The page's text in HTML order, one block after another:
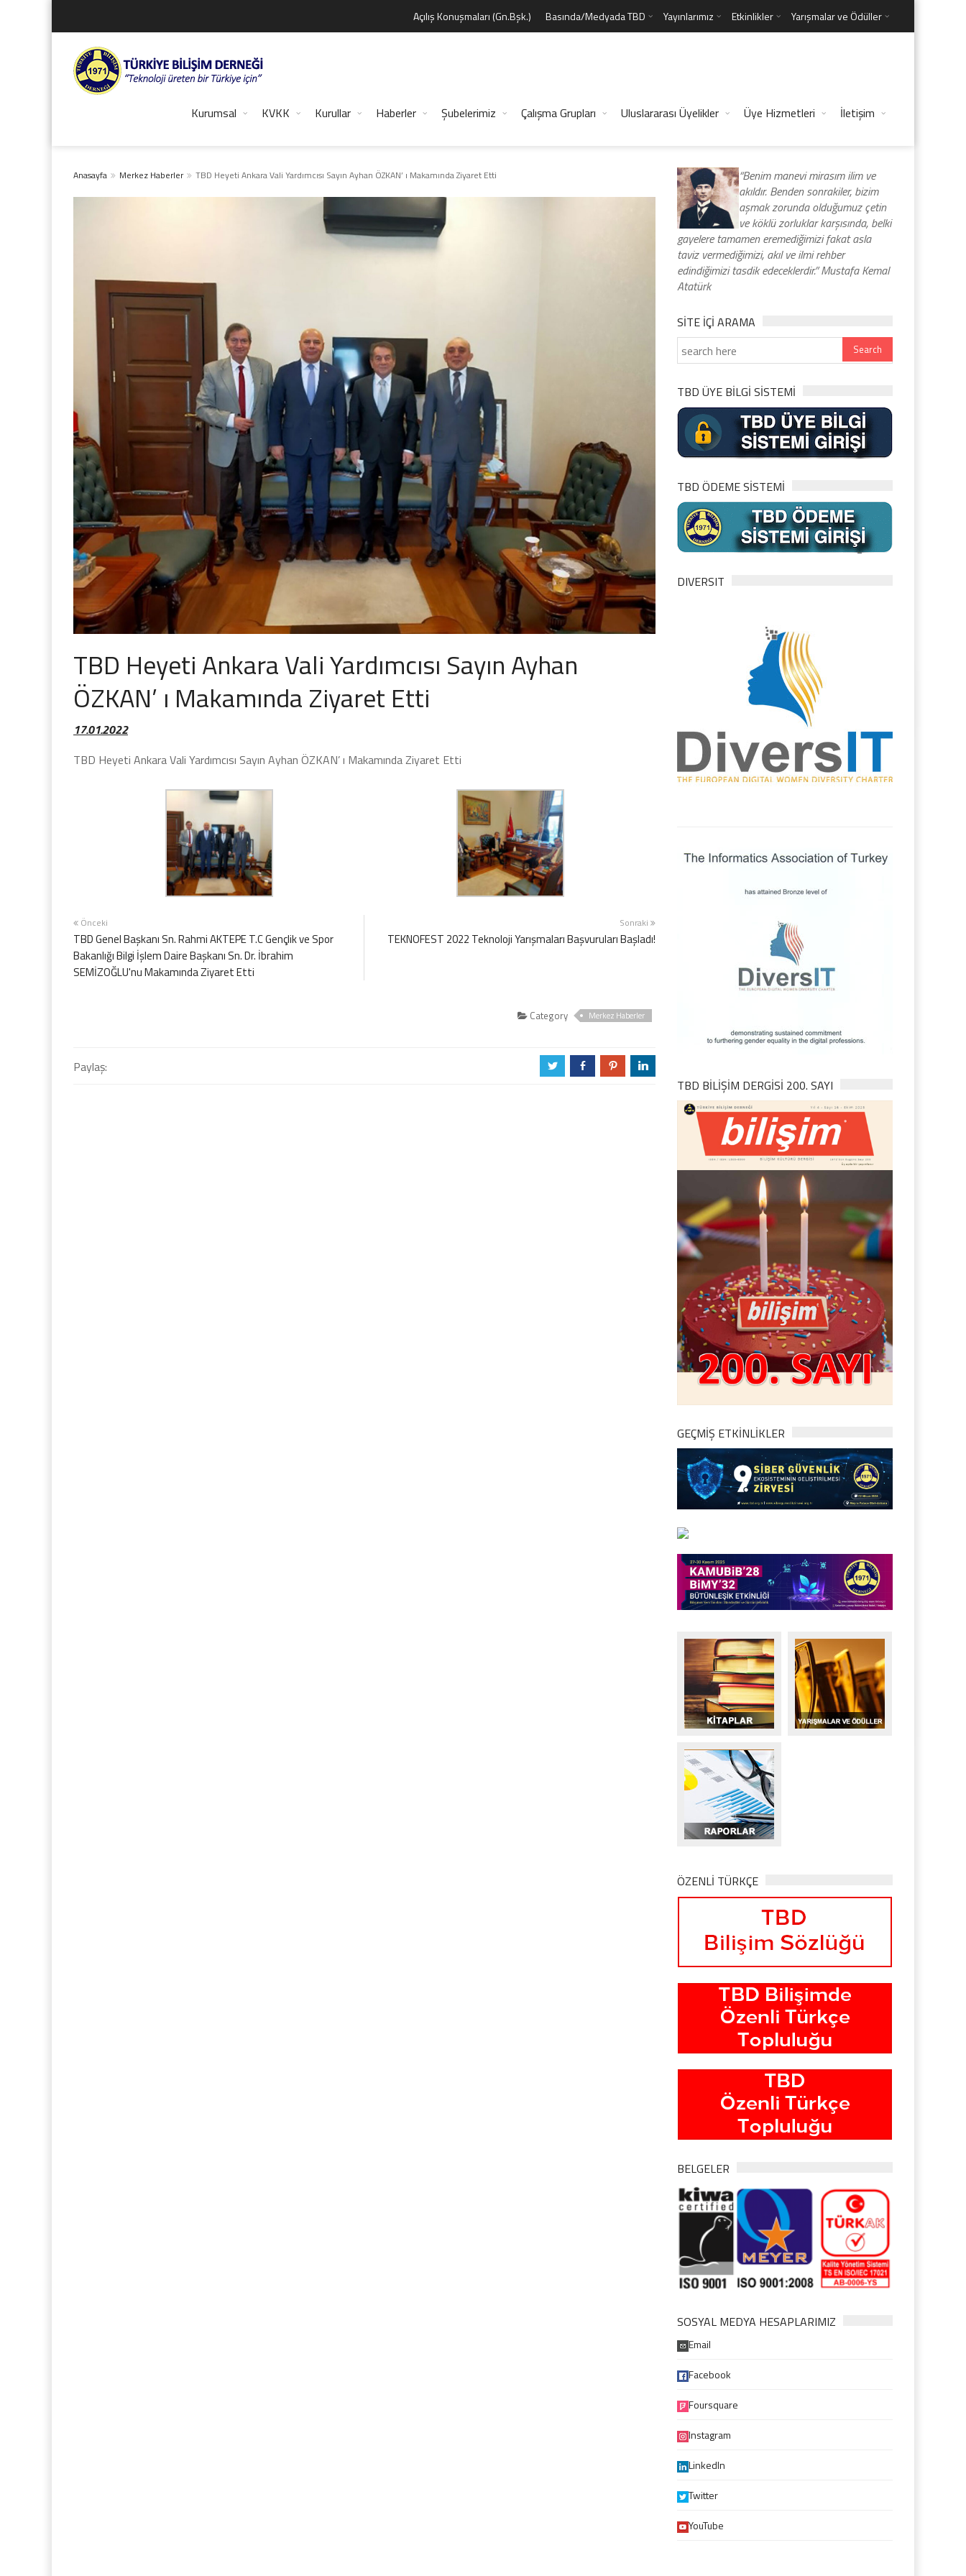
Açılış Konuşmaları (Gn.Bşk.) Basında/Medyada TBD Yayınlarımız Etkinlikler Yarışmalar ve Ödüller
Kurumsal KVKK Kurullar Haberler Şubelerimiz Çalışma Grupları Uluslararası Üyelikler Üye Hizmetleri İletişim
Anasayfa Merkez Haberler TBD Heyeti Ankara Vali Yardımcısı Sayın Ayhan ÖZKAN’ ı Makamında Ziyaret Etti
TBD Heyeti Ankara Vali Yardımcısı Sayın Ayhan
ÖZKAN’ ı Makamında Ziyaret Etti
17.01.2022
TBD Heyeti Ankara Vali Yardımcısı Sayın Ayhan ÖZKAN’ ı Makamında Ziyaret Etti
Önceki
TBD Genel Başkanı Sn. Rahmi AKTEPE T.C Gençlik ve Spor
Bakanlığı Bilgi İşlem Daire Başkanı Sn. Dr. İbrahim
SEMİZOĞLU'nu Makamında Ziyaret Etti
Sonraki
TEKNOFEST 2022 Teknoloji Yarışmaları Başvuruları Başladı!
Category Merkez Haberler
Paylaş: a b d j
“Benim manevi mirasım ilim ve
akıldır. Benden sonrakiler, bizim
aşmak zorunda olduğumuz çetin
ve köklü zorluklar karşısında, belki
gayelere tamamen eremediğimizi fakat asla
taviz vermediğimizi, akıl ve ilmi rehber
edindiğimizi tasdik edeceklerdir.” Mustafa Kemal
Atatürk
SITE IÇI ARAMA
TBD ÜYE BİLGİ SİSTEMİ
TBD ÖDEME SİSTEMİ
DIVERSIT
TBD BILIŞIM DERGISI 200. SAYI
GEÇMİŞ ETKİNLİKLER
ÖZENLİ TÜRKÇE
BELGELER
SOSYAL MEDYA HESAPLARIMIZ
Email
Facebook
Foursquare
Instagram
LinkedIn
Twitter
YouTube